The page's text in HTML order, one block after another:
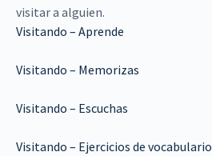
visitar a alguien.
Visitando – Aprende
Visitando – Memorizas
Visitando – Escuchas
Visitando – Ejercicios de vocabulario